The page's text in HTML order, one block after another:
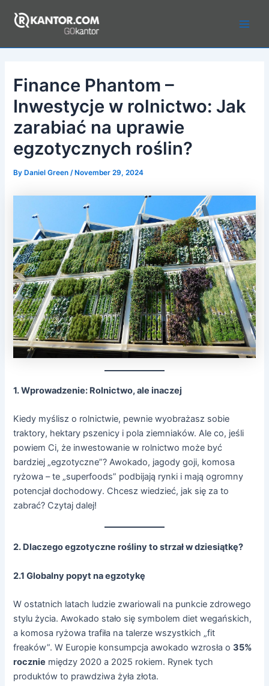
Finance Phantom –
Inwestycje w rolnictwo: Jak
zarabiać na uprawie
egzotycznych roślin?
ByDaniel Green /November 29, 2024
1. Wprowadzenie: Rolnictwo, ale inaczej
Kiedy myślisz o rolnictwie, pewnie wyobrażasz sobie
traktory, hektary pszenicy i pola ziemniaków. Ale co, jeśli
powiem Ci, że inwestowanie w rolnictwo może być
bardziej „egzotyczne”? Awokado, jagody goji, komosa
ryżowa – te „superfoods” podbijają rynki i mają ogromny
potencjał dochodowy. Chcesz wiedzieć, jak się za to
zabrać? Czytaj dalej!
2. Dlaczego egzotyczne rośliny to strzał w dziesiątkę?
2.1 Globalny popyt na egzotykę
W ostatnich latach ludzie zwariowali na punkcie zdrowego
stylu życia. Awokado stało się symbolem diet wegańskich,
a komosa ryżowa trafiła na talerze wszystkich „fit
freaków”. W Europie konsumpcja awokado wzrosła o35%
rocznie między 2020 a 2025 rokiem. Rynek tych
produktów to prawdziwa żyła złota.